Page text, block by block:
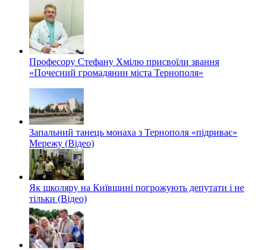
Професору Стефану Хмілю присвоїли звання
«Почесний громадянин міста Тернополя»
Запальний танець монаха з Тернополя «підриває»
Мережу (Відео)
Як школяру на Київщині погрожують депутати і не
тільки (Відео)